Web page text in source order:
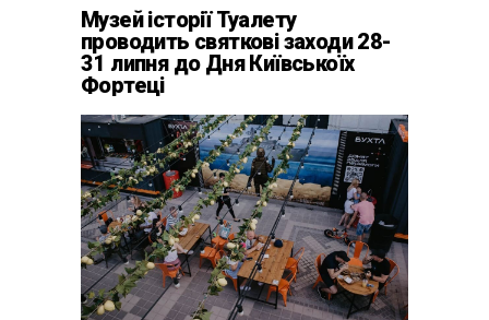
Музей історії Туалету
проводить святкові заходи 28-
31 липня до Дня Київськоїх
Фортеці